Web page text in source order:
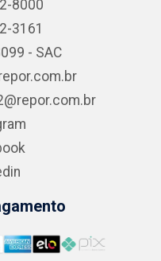
8000
3161
- SAC